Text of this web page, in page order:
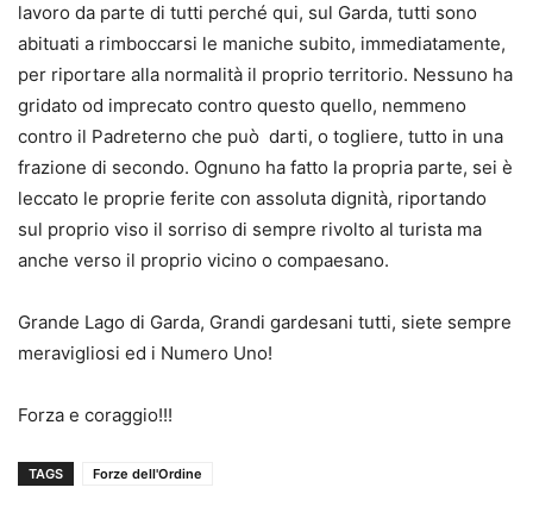
lavoro da parte di tutti perché qui, sul Garda, tutti sono
abituati a rimboccarsi le maniche subito, immediatamente,
per riportare alla normalità il proprio territorio. Nessuno ha
gridato od imprecato contro questo quello, nemmeno
contro il Padreterno che può darti, o togliere, tutto in una
frazione di secondo. Ognuno ha fatto la propria parte, sei è
leccato le proprie ferite con assoluta dignità, riportando
sul proprio viso il sorriso di sempre rivolto al turista ma
anche verso il proprio vicino o compaesano.
Grande Lago di Garda, Grandi gardesani tutti, siete sempre
meravigliosi ed i Numero Uno!
Forza e coraggio!!!
TAGS Forze dell'Ordine